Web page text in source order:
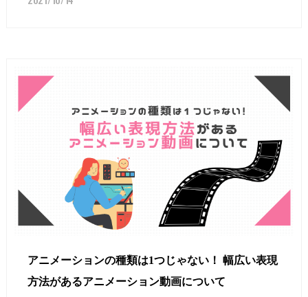
アニメーションの種類は1つじゃない！ 幅広い表現
方法があるアニメーション動画について